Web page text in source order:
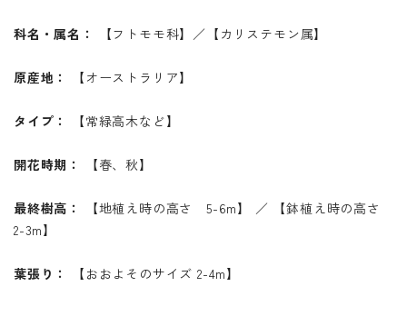
科名・属名： 【フトモモ科】／【カリステモン属】
原産地： 【オーストラリア】
タイプ： 【常緑高木など】
開花時期： 【春、秋】
最終樹高：
【地植え時の高さ 5-6m】 ／ 【鉢植え時の高さ
2-3m】
葉張り： 【おおよそのサイズ 2-4m】